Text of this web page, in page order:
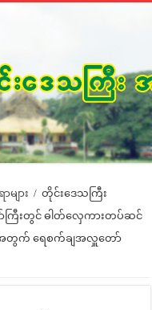
ျား / တိုင်းဒေသကြီး
ာ်ကြီးတွင် ဓါတ်လှေကားတပ်ဆင်
င်းအတွက် ရေစက်ချအလှူတော်